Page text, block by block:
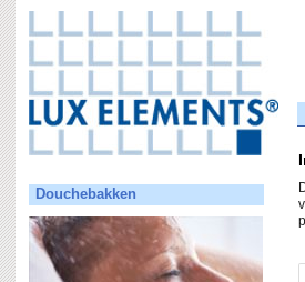
Douchebakken